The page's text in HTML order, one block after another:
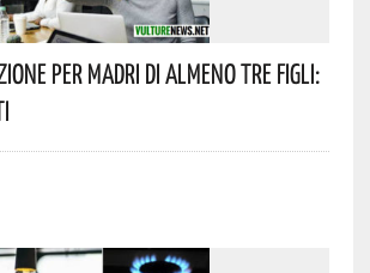
Per Madri Di Almeno Tre Figli: